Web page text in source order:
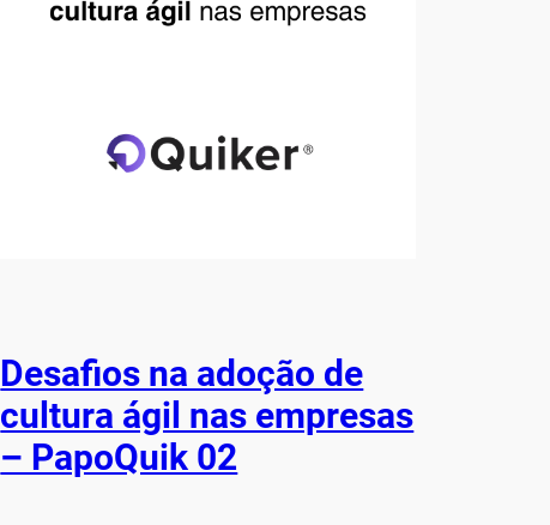
Desafios na adoção de
cultura ágil nas empresas
– PapoQuik 02